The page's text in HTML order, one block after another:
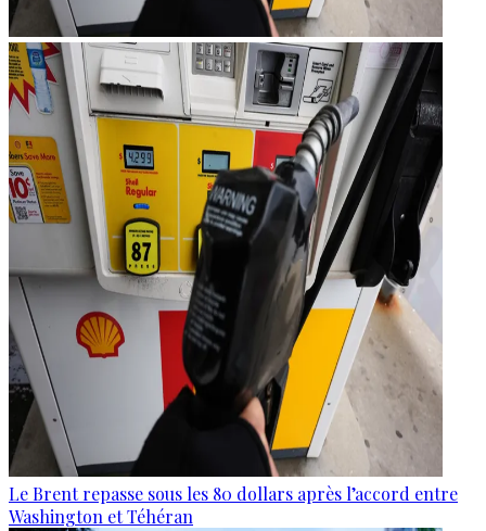
Le Brent repasse sous les 80 dollars après l’accord entre
Washington et Téhéran